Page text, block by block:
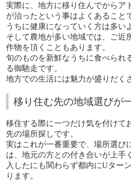
実際に、地方に移り住んでからア
が治ったという事はよくあること
うちに健康になっていく方は多い
そして農地が多い地域では、ご近
作物を頂くこともあります。
旬のものを新鮮なうちに食べられ
る御馳走です。
地方での生活には魅力が盛りだく
移り住む先の地域選びが
移住する際に一つだけ気を付けて
先の場所探しです。
実はこれが一番重要で、場所選び
は、地元の方との付き合いが上手
入したにも関わらず都内にUター
ります。